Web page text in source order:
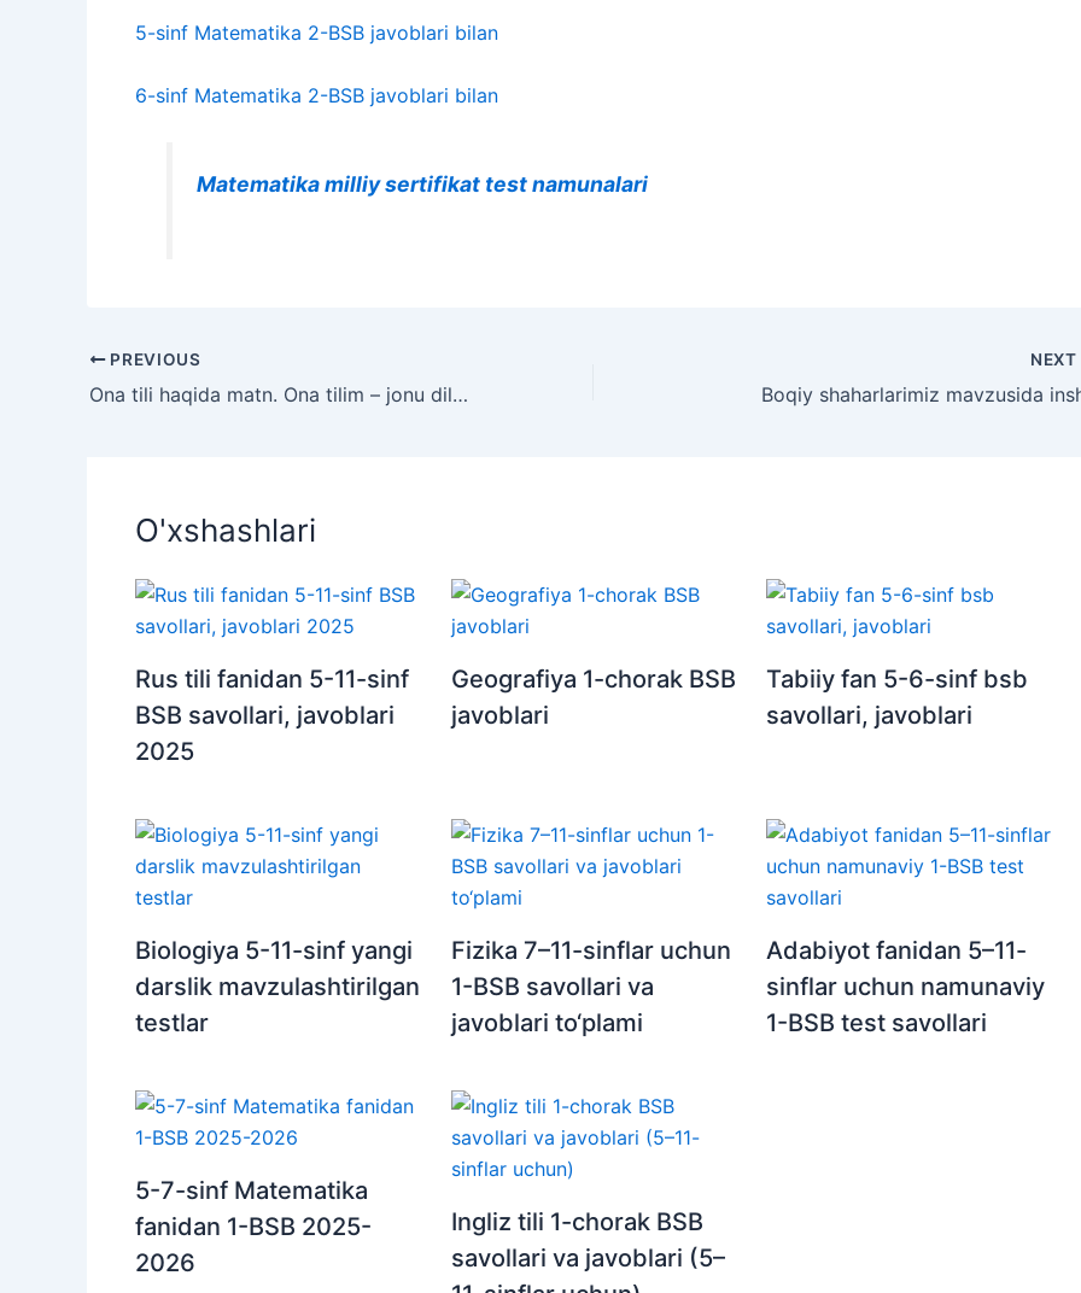
5-sinf Matematika 2-BSB javoblari bilan
6-sinf Matematika 2-BSB javoblari bilan
Matematika milliy sertifikat test namunalari
PREVIOUS
Ona tili haqida matn. Ona tilim – jonu dilim mavzusida insho
NEXT
Boqiy shaharlarimiz mavzusida
O'xshashlari
Rus tili fanidan 5-11-sinf
BSB savollari, javoblari
2025
Geografiya 1-chorak BSB
javoblari
Tabiiy fan 5-6-sinf bsb
savollari, javoblari
Biologiya 5-11-sinf yangi
darslik mavzulashtirilgan
testlar
Fizika 7–11-sinflar uchun
1-BSB savollari va
javoblari to‘plami
Adabiyot fanidan 5–11-
sinflar uchun namunaviy
1-BSB test savollari
5-7-sinf Matematika
fanidan 1-BSB 2025-
2026
Ingliz tili 1-chorak BSB
savollari va javoblari (5–